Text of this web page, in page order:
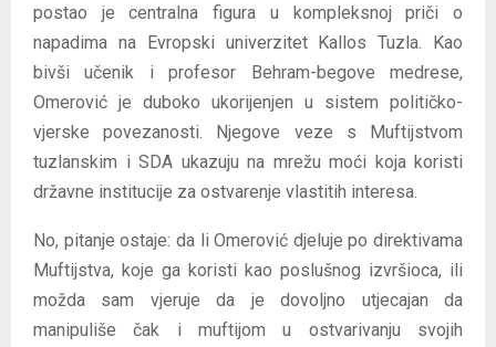
postao je centralna figura u kompleksnoj priči o
napadima na Evropski univerzitet Kallos Tuzla. Kao
bivši učenik i profesor Behram-begove medrese,
Omerović je duboko ukorijenjen u sistem političko-
vjerske povezanosti. Njegove veze s Muftijstvom
tuzlanskim i SDA ukazuju na mrežu moći koja koristi
državne institucije za ostvarenje vlastitih interesa.
No, pitanje ostaje: da li Omerović djeluje po direktivama
Muftijstva, koje ga koristi kao poslušnog izvršioca, ili
možda sam vjeruje da je dovoljno utjecajan da
manipuliše čak i muftijom u ostvarivanju svojih